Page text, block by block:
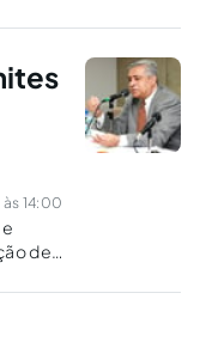
federados.
14:00
de